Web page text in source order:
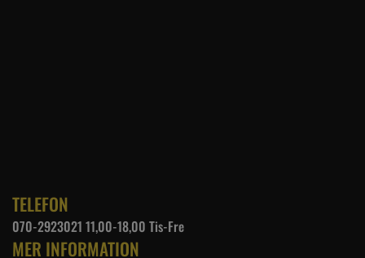
TELEFON
070-2923021 11,00-18,00 Tis-Fre
MER INFORMATION